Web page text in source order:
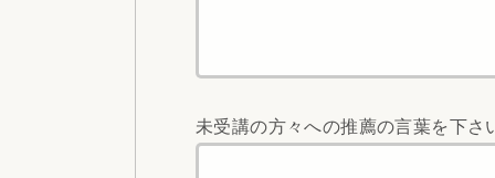
未受講の方々への推薦の言葉を下さ